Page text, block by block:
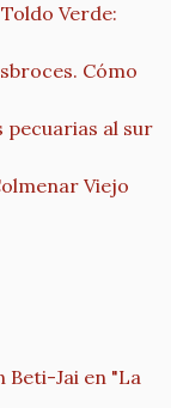
Verde:
Cómo
al sur
Viejo
Beti-Jai en "La